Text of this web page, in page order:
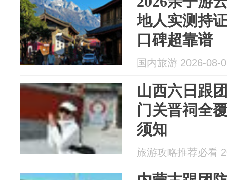
地人实测持
口碑超靠谱
国内旅游 2026-08-
山西六日跟
门关晋祠全
须知
旅游攻略推荐必看